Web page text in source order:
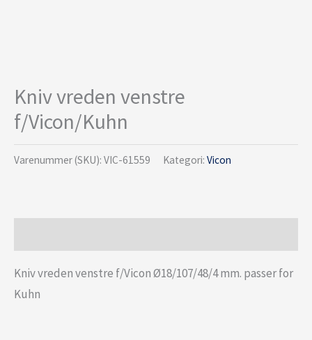
Kniv vreden venstre
f/Vicon/Kuhn
Varenummer (SKU): VIC-61559 Kategori: Vicon
Kniv vreden venstre f/Vicon Ø18/107/48/4 mm. passer for
Kuhn